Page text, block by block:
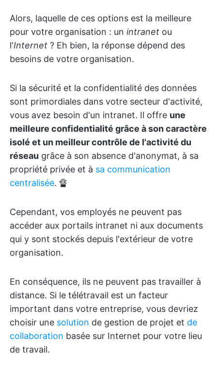
Alors, laquelle de ces options est la meilleure
pour votre organisation : un intranet ou
l'Internet ? Eh bien, la réponse dépend des
besoins de votre organisation.
Si la sécurité et la confidentialité des données
sont primordiales dans votre secteur d'activité,
vous avez besoin d'un intranet. Il offre une
meilleure confidentialité grâce à son caractère
isolé et un meilleur contrôle de l'activité du
réseau grâce à son absence d'anonymat, à sa
propriété privée et à sa communication
centralisée. 🔏
Cependant, vos employés ne peuvent pas
accéder aux portails intranet ni aux documents
qui y sont stockés depuis l'extérieur de votre
organisation.
En conséquence, ils ne peuvent pas travailler à
distance. Si le télétravail est un facteur
important dans votre entreprise, vous devriez
choisir une solution de gestion de projet et de
collaboration basée sur Internet pour votre lieu
de travail.